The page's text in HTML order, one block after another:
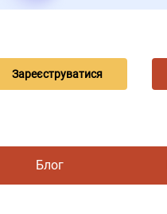
Зареєструватися
Блог